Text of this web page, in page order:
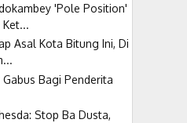
'Pole Position'
Asal Kota Bitung Ini, Di
Bagi Penderita
Stop Ba Dusta,